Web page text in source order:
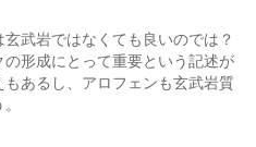
武岩ではなくても良いのでは？
形成にとって重要という記述が
あるし、アロフェンも玄武岩質